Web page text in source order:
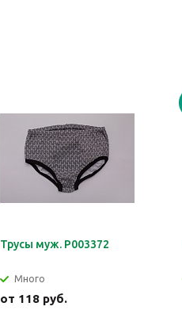
Трусы муж. Р003372
Много
от 118 руб.